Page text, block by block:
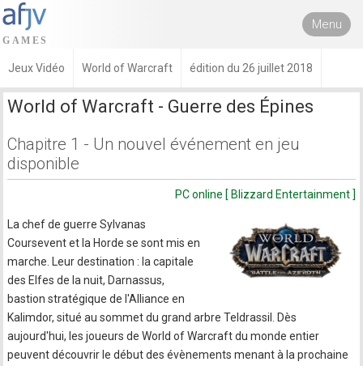
Menu
Jeux Vidéo World of Warcraft édition du 26 juillet 2018
World of Warcraft - Guerre des Épines
Chapitre 1 - Un nouvel événement en jeu
disponible
PC online [ Blizzard Entertainment ]
La chef de guerre Sylvanas
Coursevent et la Horde se sont mis en
marche. Leur destination : la capitale
des Elfes de la nuit, Darnassus,
bastion stratégique de l'Alliance en
Kalimdor, situé au sommet du grand arbre Teldrassil. Dès
aujourd'hui, les joueurs de World of Warcraft du monde entier
peuvent découvrir le début des évènements menant à la prochaine